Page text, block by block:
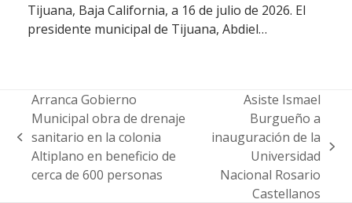
Tijuana, Baja California, a 16 de julio de 2026. El
presidente municipal de Tijuana, Abdiel…
previous
post:
Arranca Gobierno
Municipal obra de drenaje
sanitario en la colonia
Altiplano en beneficio de
cerca de 600 personas
post:
Asiste Ismael
Burgueño a
inauguración de la
Universidad
Nacional Rosario
Castellanos